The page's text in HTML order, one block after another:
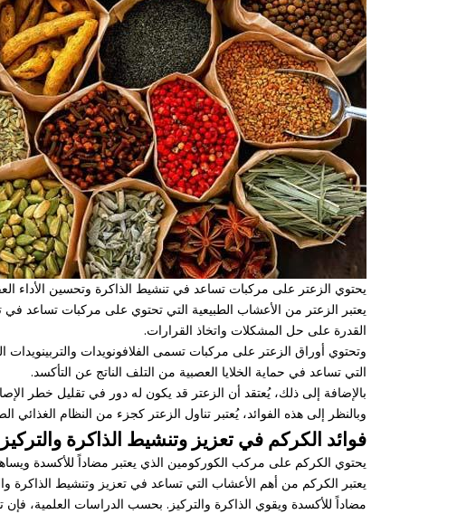
يحتوي الزعتر على مركبات تساعد في تنشيط الذاكرة وتحسين الأداء
يعتبر الزعتر من الأعشاب الطبيعية التي تحتوي على مركبات تساعد في
القدرة على حل المشكلات واتخاذ القرارات.
وتحتوي أوراق الزعتر على مركبات تسمى الفلافونويدات
التي تساعد في حماية الخلايا العصبية من التلف الناتج عن التأكسد.
بالإضافة إلى ذلك، يُعتقد أن الزعتر قد يكون له دور في تقليل خطر
وبالنظر إلى هذه الفوائد، يُعتبر تناول الزعتر كجزء من النظام
فوائد الكركم في تعزيز وتنشيط الذاكرة والتركيز
يحتوي الكركم على مركب الكوركومين الذي يعتبر مضاداً للأكسدة
يعتبر الكركم من أهم الأعشاب التي تساعد في تعزيز وتنشيط
مضاداً للأكسدة ويقوي الذاكرة والتركيز. بحسب الدراسات العلمية،